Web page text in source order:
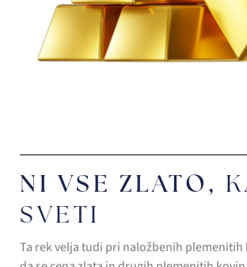
NI VSE ZLATO,
SVETI
Ta rek velja tudi pri naložbenih plemenitih